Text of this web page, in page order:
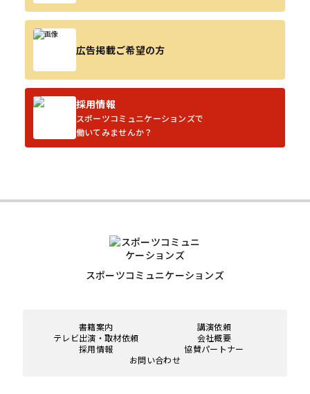
広告掲載ご希望の方
採用情報
スポーツコミュニケーションズで
働いてみませんか？
スポーツコミュニケーションズ
書籍案内
講演依頼
テレビ出演・取材依頼
会社概要
採用情報
協賛パートナー
お問い合わせ